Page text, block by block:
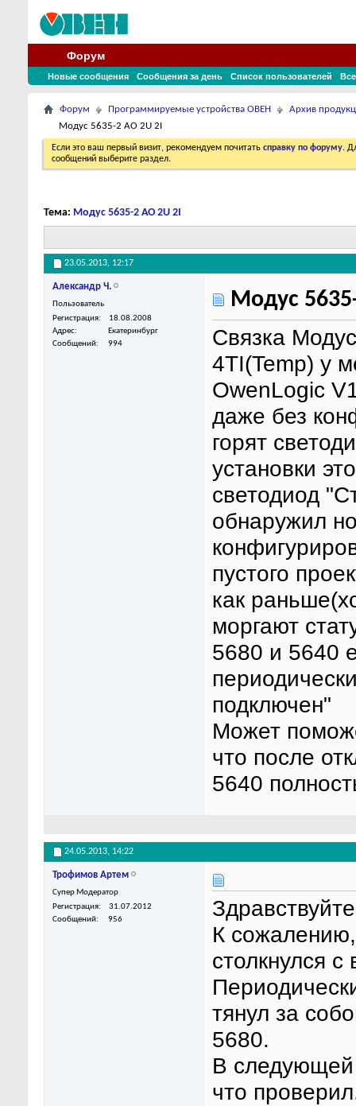
Форум
Новые сообщения Сообщения за день Список пользователей
Форум Программируемые устройства ОВЕН
Архив
Модус 5635-2 АО 2U 2I
Если это ваш первый визит, рекомендуем почитать справку по форуму.
сообщений выберите раздел.
Тема: Модус 5635-2 АО 2U 2I
23.05.2013, 12:17
Александр Ч.
Пользователь
Регистрация
18.08.2008
Адрес
Екатеринбург
Сообщений
994
Модус
Связка
4TI(Temp) у
OwenLogic
даже без
горят
установки
светодиод
обнаружил
пустого
как
моргают
5680 и 5640
подключен"
Может
что после
5640
24.05.2013, 14:22
Трофимов Артем
Супер Модератор
Регистрация
31.07.2012
Сообщений
956
К
столкнулся
тянул за
5680.
В следующей
что